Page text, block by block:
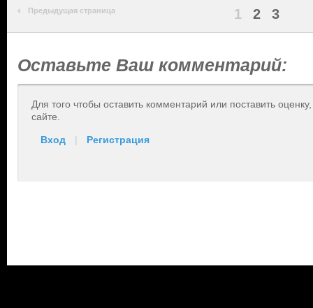
Предыдущая страница 1 2 3
Оставьте Ваш комментарий:
Для того чтобы оставить комментарий или поставить
сайте.
Вход | Регистрация